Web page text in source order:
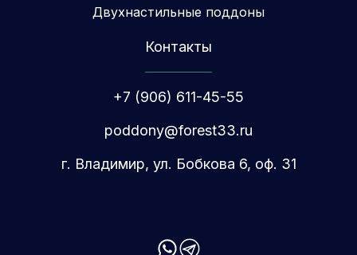
Двухнастильные поддоны
Контакты
+7 (906) 611-45-55
poddony@forest33.ru
г. Владимир, ул. Бобкова 6, оф. 31